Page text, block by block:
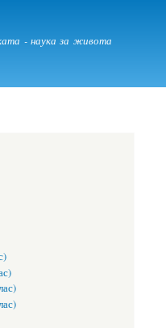
- наука за живота